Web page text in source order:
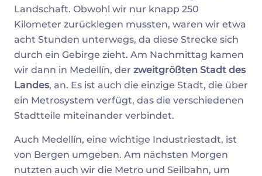
Landschaft. Obwohl wir nur knapp 250
Kilometer zurücklegen mussten, waren wir etwa
acht Stunden unterwegs, da diese Strecke sich
durch ein Gebirge zieht. Am Nachmittag kamen
wir dann in Medellín, der zweitgrößten Stadt des
Landes, an. Es ist auch die einzige Stadt, die über
ein Metrosystem verfügt, das die verschiedenen
Stadtteile miteinander verbindet.
Auch Medellín, eine wichtige Industriestadt, ist
von Bergen umgeben. Am nächsten Morgen
nutzten auch wir die Metro und Seilbahn, um